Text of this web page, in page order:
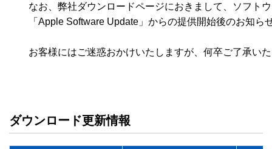
なお、弊社ダウンロードページにおきまして、ソフトウ
「Apple Software Update」からの提供開始後のお知ら
お客様にはご迷惑おかけいたしますが、何卒ご了承いた
ダウンロード更新情報